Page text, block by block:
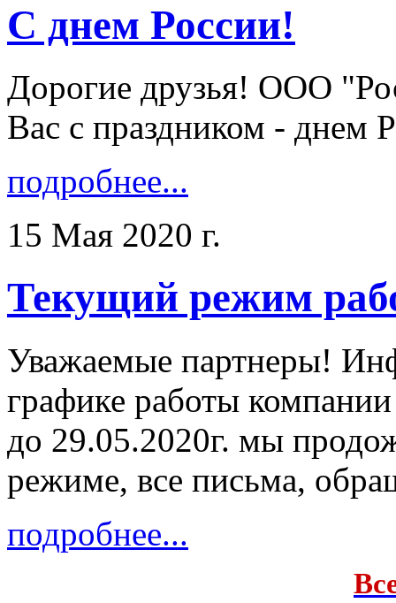
С днем России!
Дорогие друзья! ООО
Вас с праздником - днем
подробнее...
15 Мая 2020 г.
Текущий режим
Уважаемые партнеры!
графике работы
до 29.05.2020г. мы
режиме, все письма,
подробнее...